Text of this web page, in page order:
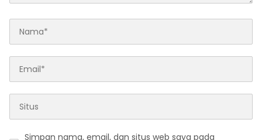
Simpan nama, email, dan situs web saya pada